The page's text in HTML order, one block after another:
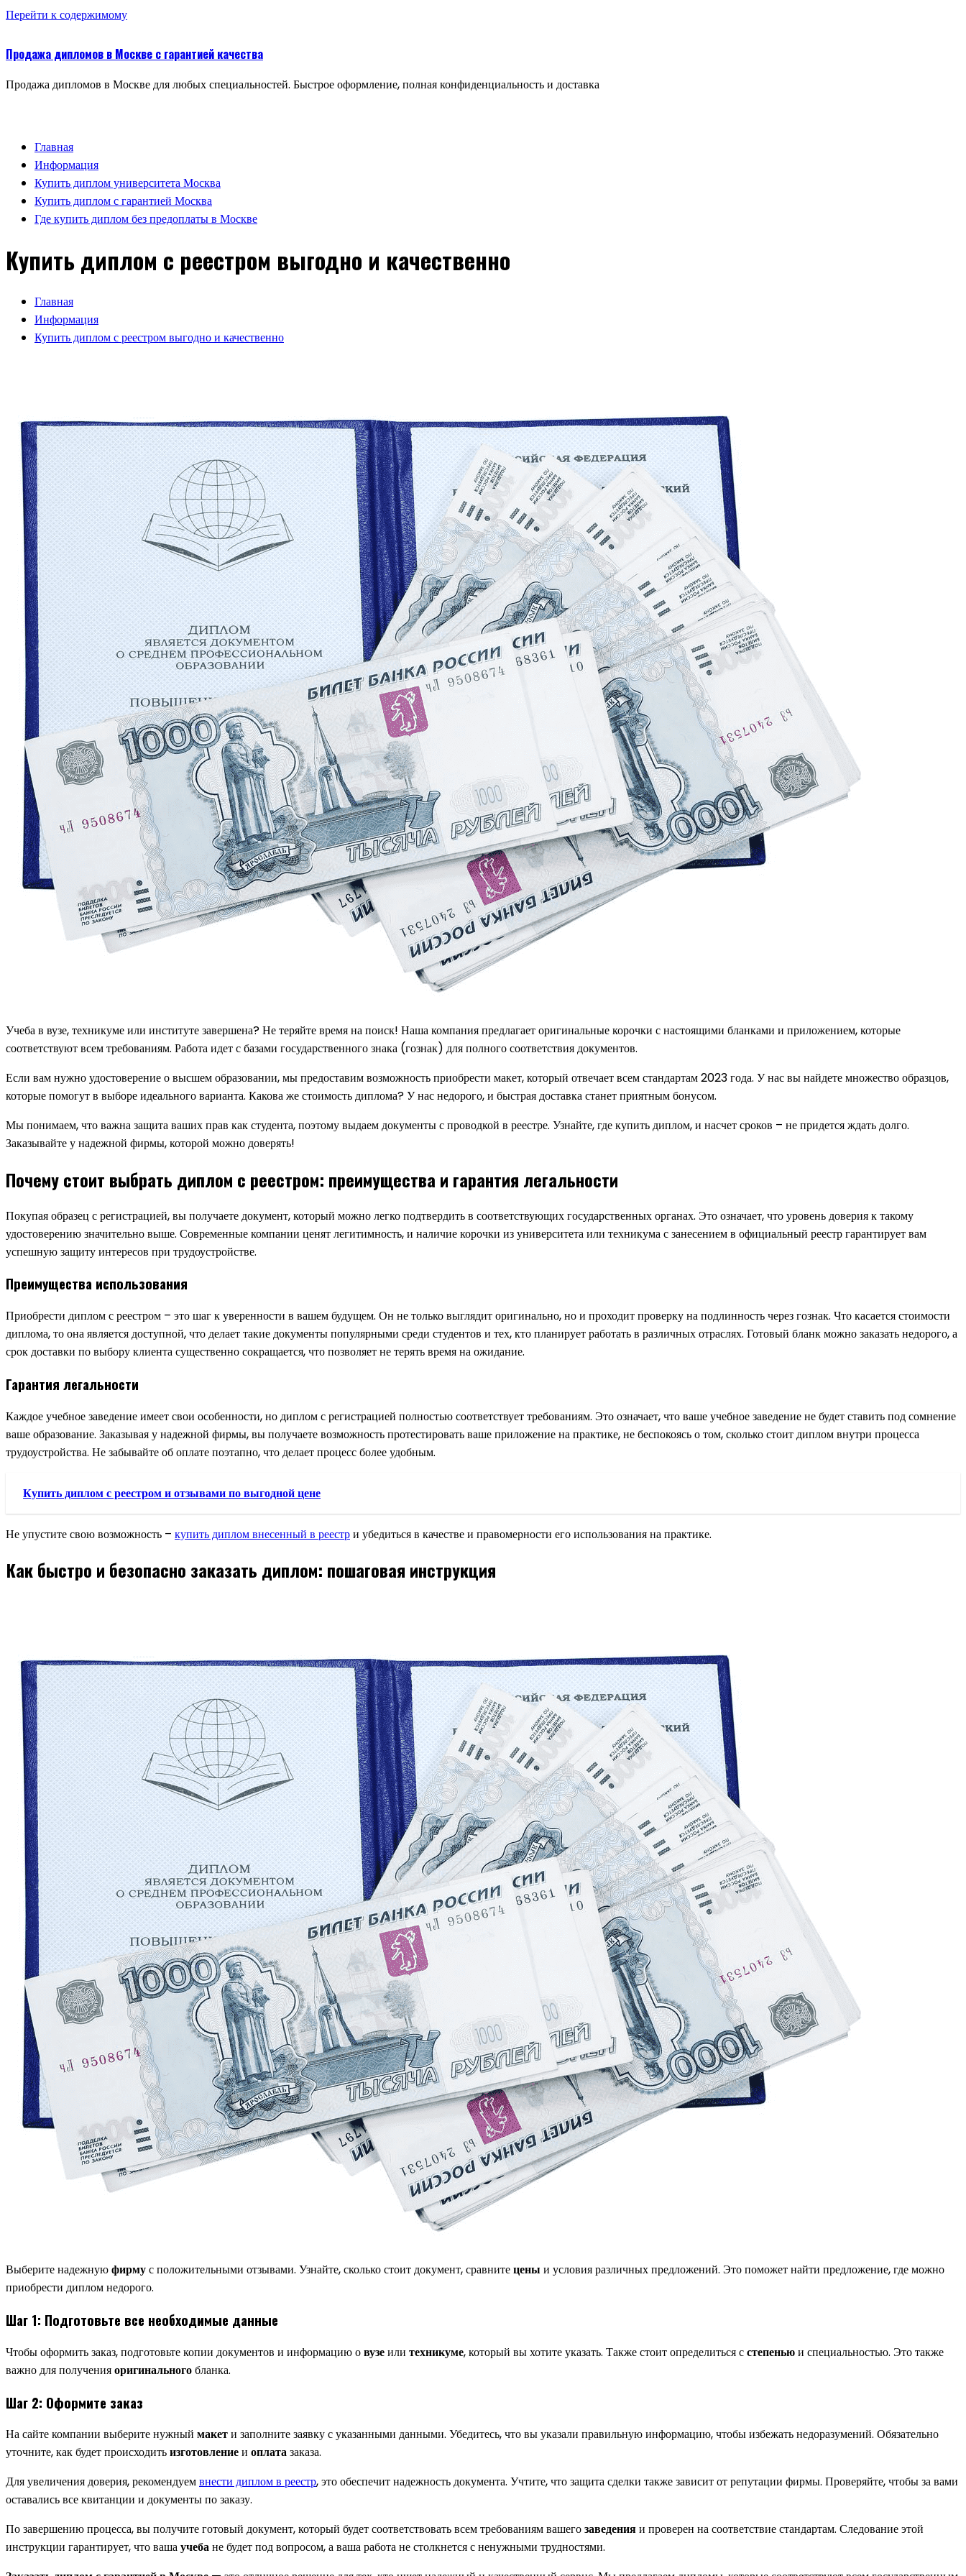
Перейти к содержимому
Продажа дипломов в Москве с гарантией качества
Продажа дипломов в Москве для любых специальностей. Быстрое оформление, полная конфиденциальность и доставка
Главная
Информация
Купить диплом университета Москва
Купить диплом с гарантией Москва
Где купить диплом без предоплаты в Москве
Купить диплом с реестром выгодно и качественно
Главная
Информация
Купить диплом с реестром выгодно и качественно
Учеба в вузе, техникуме или институте завершена? Не теряйте время на поиск! Наша компания предлагает оригинальные корочки с настоящими бланками и приложением, которые
соответствуют всем требованиям. Работа идет с базами государственного знака (гознак) для полного соответствия документов.
Если вам нужно удостоверение о высшем образовании, мы предоставим возможность приобрести макет, который отвечает всем стандартам 2023 года. У нас вы найдете множество образцов,
которые помогут в выборе идеального варианта. Какова же стоимость диплома? У нас недорого, и быстрая доставка станет приятным бонусом.
Мы понимаем, что важна защита ваших прав как студента, поэтому выдаем документы с проводкой в реестре. Узнайте, где купить диплом, и насчет сроков – не придется ждать долго.
Заказывайте у надежной фирмы, которой можно доверять!
Почему стоит выбрать диплом с реестром: преимущества и гарантия легальности
Покупая образец с регистрацией, вы получаете документ, который можно легко подтвердить в соответствующих государственных органах. Это означает, что уровень доверия к такому
удостоверению значительно выше. Современные компании ценят легитимность, и наличие корочки из университета или техникума с занесением в официальный реестр гарантирует вам
успешную защиту интересов при трудоустройстве.
Преимущества использования
Приобрести диплом с реестром – это шаг к уверенности в вашем будущем. Он не только выглядит оригинально, но и проходит проверку на подлинность через гознак. Что касается стоимости
диплома, то она является доступной, что делает такие документы популярными среди студентов и тех, кто планирует работать в различных отраслях. Готовый бланк можно заказать недорого, а
срок доставки по выбору клиента существенно сокращается, что позволяет не терять время на ожидание.
Гарантия легальности
Каждое учебное заведение имеет свои особенности, но диплом с регистрацией полностью соответствует требованиям. Это означает, что ваше учебное заведение не будет ставить под сомнение
ваше образование. Заказывая у надежной фирмы, вы получаете возможность протестировать ваше приложение на практике, не беспокоясь о том, сколько стоит диплом внутри процесса
трудоустройства. Не забывайте об оплате поэтапно, что делает процесс более удобным.
Купить диплом с реестром и отзывами по выгодной цене
Не упустите свою возможность – купить диплом внесенный в реестри убедиться в качестве и правомерности его использования на практике.
Как быстро и безопасно заказать диплом: пошаговая инструкция
Выберите надежнуюфирмус положительными отзывами. Узнайте, сколько стоит документ, сравнитецены и условия различных предложений. Это поможет найти предложение, где можно
приобрести диплом недорого.
Шаг 1: Подготовьте все необходимые данные
Чтобы оформить заказ, подготовьте копии документов и информацию овузеили техникуме, который вы хотите указать. Также стоит определиться сстепеньюи специальностью. Это также
важно для полученияоригинальногобланка.
Шаг 2: Оформите заказ
На сайте компании выберите нужный макети заполните заявку с указанными данными. Убедитесь, что вы указали правильную информацию, чтобы избежать недоразумений. Обязательно
уточните, как будет происходитьизготовлениеи оплатазаказа.
Для увеличения доверия, рекомендуемвнести диплом в реестр, это обеспечит надежность документа. Учтите, что защита сделки также зависит от репутации фирмы. Проверяйте, чтобы за вами
оставались все квитанции и документы по заказу.
По завершению процесса, вы получите готовый документ, который будет соответствовать всем требованиям вашегозаведенияи проверен на соответствие стандартам. Следование этой
инструкции гарантирует, что вашаучебане будет под вопросом, а ваша работа не столкнется с ненужными трудностями.